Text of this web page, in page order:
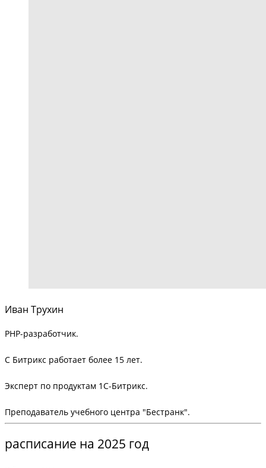
Иван Трухин
PHP-разработчик.
С Битрикс работает более 15 лет.
Эксперт по продуктам 1С-Битрикс.
Преподаватель учебного центра "Бестранк".
расписание на 2025 год